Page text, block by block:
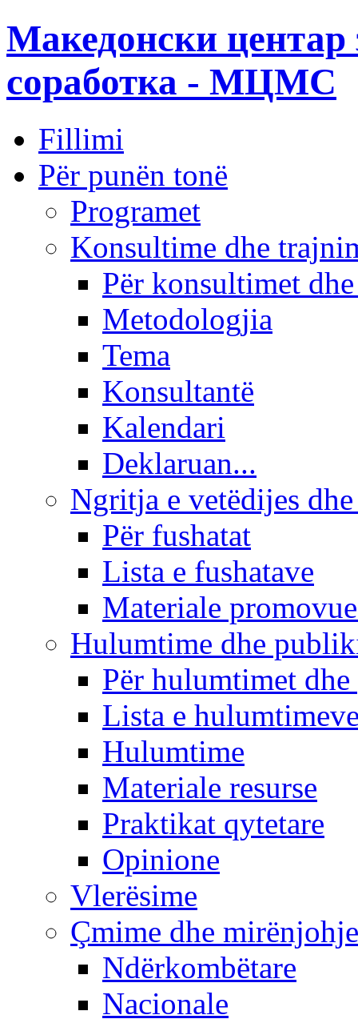
Македонски центар
соработка - МЦМС
Fillimi
Për punën tonë
Programet
Konsultime dhe
Për konsultimet
Metodologjia
Tema
Konsultantë
Kalendari
Deklaruan...
Ngritja e vetëdijes
Për fushatat
Lista e fushatave
Materiale
Hulumtime dhe
Për hulumtimet
Lista e
Hulumtime
Materiale resurse
Praktikat qytetare
Opinione
Vlerësime
Çmime dhe mirënjohje
Ndërkombëtare
Nacionale